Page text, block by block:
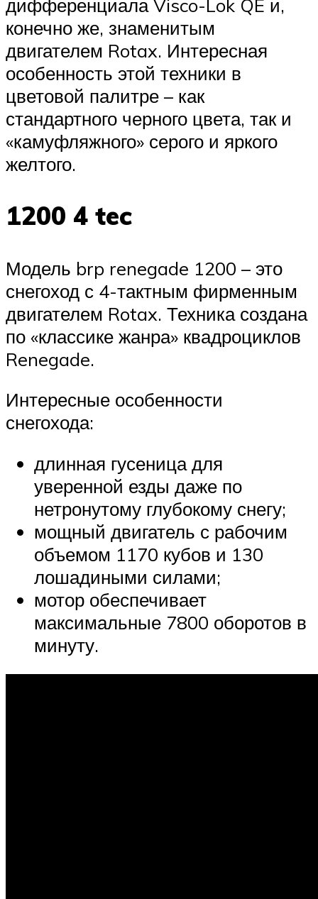
дифференциала Visco-Lok QE и,
конечно же, знаменитым
двигателем Rotax. Интересная
особенность этой техники в
цветовой палитре – как
стандартного черного цвета, так и
«камуфляжного» серого и яркого
желтого.
1200 4 tec
Модель brp renegade 1200 – это
снегоход с 4-тактным фирменным
двигателем Rotax. Техника создана
по «классике жанра» квадроциклов
Renegade.
Интересные особенности
снегохода:
длинная гусеница для
уверенной езды даже по
нетронутому глубокому снегу;
мощный двигатель с рабочим
объемом 1170 кубов и 130
лошадиными силами;
мотор обеспечивает
максимальные 7800 оборотов в
минуту.